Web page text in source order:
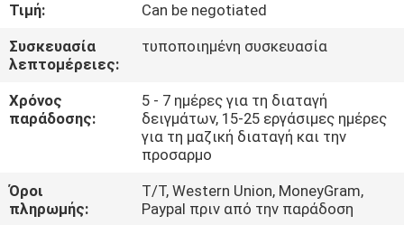
ΕΛΆΤΕ
ΣΕ
ΕΠΑΦΉ
ΜΕ
ΈΝΑ
Τιμή:
Can be negotiated
Συσκευασία
λεπτομέρειες:
τυποποιημένη συσκευασία
Χρόνος
παράδοσης:
5 - 7 ημέρες για τη διαταγή
δειγμάτων, 15-25 εργάσιμες ημέρες
για τη μαζική διαταγή και την
προσαρμο
Όροι
πληρωμής:
T/T, Western Union, MoneyGram,
Paypal πριν από την παράδοση